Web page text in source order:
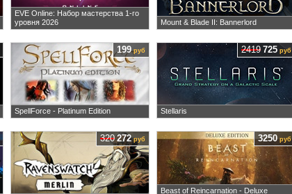
EVE Online: Набор мастерства 1-го
уровня 2026
Mount & Blade II: Bannerlord
SpellForce - Platinum Edition
199руб
Stellaris
2419 725 руб
320 272руб
Beast of Reincarnation - Deluxe
3250руб